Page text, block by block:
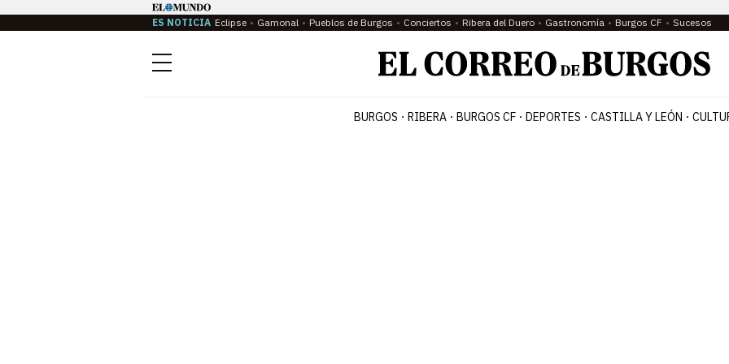
ES NOTICIA Eclipse Gamonal Pueblos de Burgos Conciertos Ribera del Duero Gastronomía Burgos CF Sucesos
Menú
BURGOS RIBERA BURGOS CF DEPORTES CASTILLA Y LEÓN